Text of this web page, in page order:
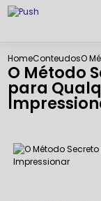
HomeConteudosO
O Método
para